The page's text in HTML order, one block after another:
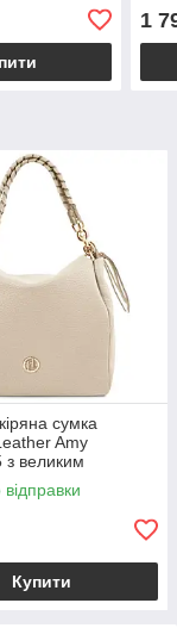
1
сумка
Amy
з великим
і плечовим
бежева
Купити